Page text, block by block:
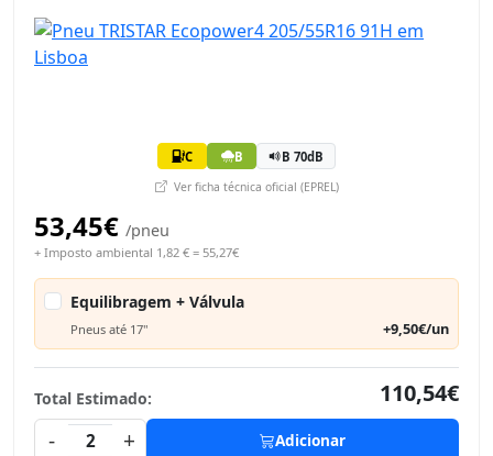
C B B 70dB
Ver ficha técnica oficial (EPREL)
53,45€ /pneu
+ Imposto ambiental 1,82 € = 55,27€
Equilibragem + Válvula
Pneus até 17" +9,50€/un
Total Estimado:
110,54€
-
2 + Adicionar